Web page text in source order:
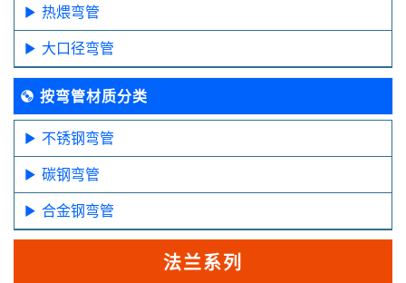
热煨弯管
大口径弯管
按弯管材质分类
不锈钢弯管
碳钢弯管
合金钢弯管
法兰系列